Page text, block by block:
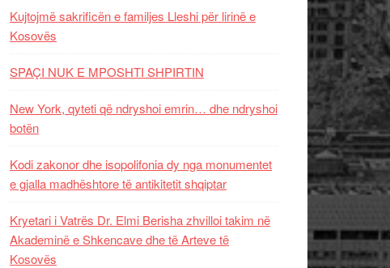
Kujtojmë sakrificën e familjes Lleshi për lirinë e
Kosovës
SPAÇI NUK E MPOSHTI SHPIRTIN
New York, qyteti që ndryshoi emrin… dhe ndryshoi
botën
Kodi zakonor dhe isopolifonia dy nga monumentet
e gjalla madhështore të antikitetit shqiptar
Kryetari i Vatrës Dr. Elmi Berisha zhvilloi takim në
Akademinë e Shkencave dhe të Arteve të
Kosovës